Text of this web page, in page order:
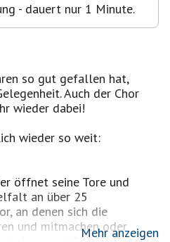
- dauert nur 1 Minute.
so gut gefallen hat,
Auch der Chor
wieder dabei!
wieder so weit:
öffnet seine Tore und
an über 25
an denen sich die
und mitmachen oder
Mehr anzeigen